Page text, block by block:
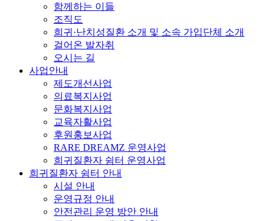
함께하는 이들
조직도
희귀·난치성질환 소개 및 소속 가입단체 소개
걸어온 발자취
오시는 길
사업안내
제도개선사업
의료복지사업
문화복지사업
교육자활사업
후원홍보사업
RARE DREAMZ 운영사업
희귀질환자 쉼터 운영사업
희귀질환자 쉼터 안내
시설 안내
운영규정 안내
안전관리 운영 방안 안내